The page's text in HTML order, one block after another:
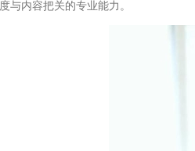
度与内容把关的专业能力。